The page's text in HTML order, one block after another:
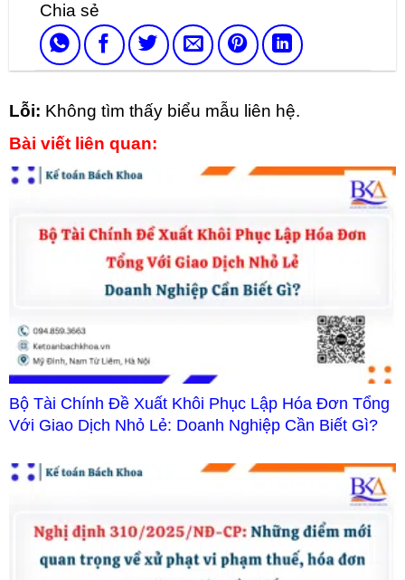
Lỗi: Không tìm thấy biểu mẫu liên hệ.
Bài viết liên quan:
Bộ Tài Chính Đề Xuất Khôi Phục Lập Hóa Đơn Tổng
Với Giao Dịch Nhỏ Lẻ: Doanh Nghiệp Cần Biết Gì?